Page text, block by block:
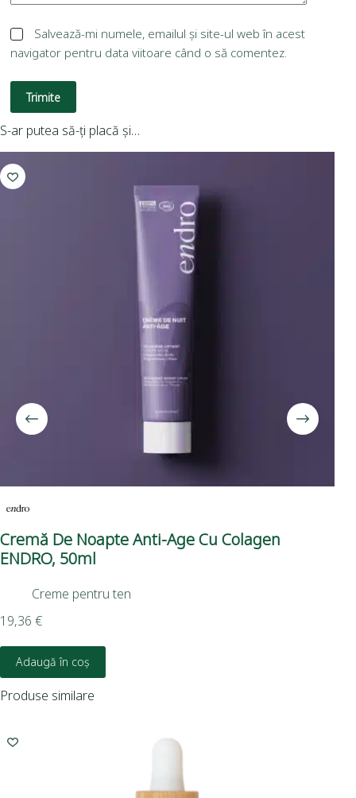
Salvează-mi numele, emailul și site-ul web în acest
navigator pentru data viitoare când o să comentez.
Trimite
S-ar putea să-ți placă și…
Cremă De Noapte Anti-Age Cu Colagen
ENDRO, 50ml
Creme pentru ten
19,36 €
Adaugă în coș
Produse similare